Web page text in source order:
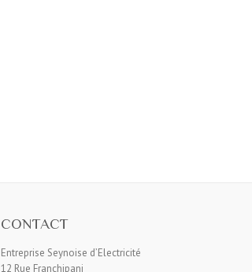
CONTACT
Entreprise Seynoise d’Electricité
12 Rue Franchipani